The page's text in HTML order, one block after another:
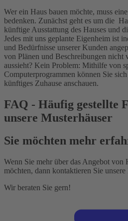
Wer ein Haus bauen möchte, muss
bedenken. Zunächst geht es um die
künftige Ausstattung des Hauses und
Jedes mit uns geplante Eigenheim ist
und Bedürfnisse unserer Kunden
von Plänen und Beschreibungen nicht
aussieht? Kein Problem: Mithilfe von
Computerprogrammen können Sie
künftiges Zuhause anschauen.
FAQ - Häufig gestellte
unsere Musterhäuser
Sie möchten mehr
Wenn Sie mehr über das Angebot von
möchten, dann kontaktieren Sie unsere
Wir beraten Sie gern!